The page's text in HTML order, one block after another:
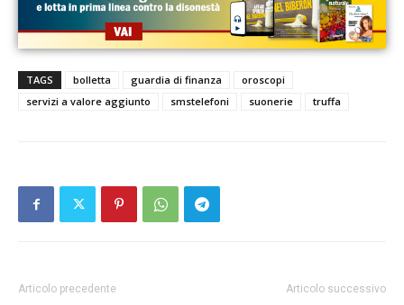
TAGS bolletta guardia di finanza
oroscopi
servizi a valore aggiunto
smstelefoni suonerie truffa
Articolo precedente Articolo successivo